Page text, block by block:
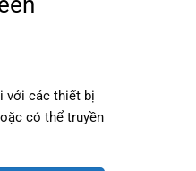
với các thiết bị
có thể truyền